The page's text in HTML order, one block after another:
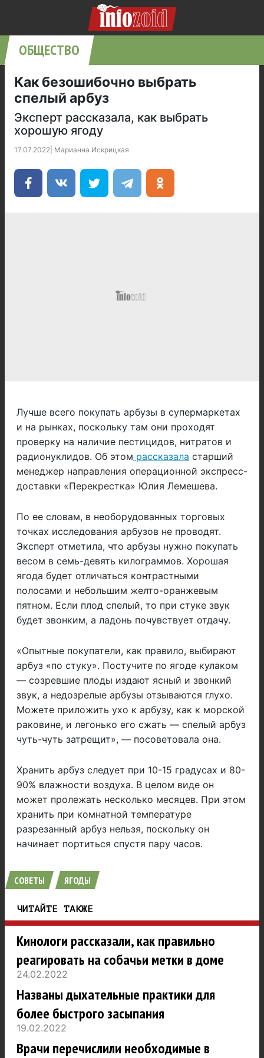
ОБЩЕСТВО
Как безошибочно выбрать
спелый арбуз
Эксперт рассказала, как выбрать
хорошую ягоду
17.07.2022 Марианна Искрицкая
Лучше всего покупать арбузы в супермаркетах
и на рынках, поскольку там они проходят
проверку на наличие пестицидов, нитратов и
радионуклидов. Об этом рассказала старший
менеджер направления операционной экспресс-
доставки «Перекрестка» Юлия Лемешева.
По ее словам, в необорудованных торговых
точках исследования арбузов не проводят.
Эксперт отметила, что арбузы нужно покупать
весом в семь-девять килограммов. Хорошая
ягода будет отличаться контрастными
полосами и небольшим желто-оранжевым
пятном. Если плод спелый, то при стуке звук
будет звонким, а ладонь почувствует отдачу.
«Опытные покупатели, как правило, выбирают
арбуз «по стуку». Постучите по ягоде кулаком
— созревшие плоды издают ясный и звонкий
звук, а недозрелые арбузы отзываются глухо.
Можете приложить ухо к арбузу, как к морской
раковине, и легонько его сжать — спелый арбуз
чуть-чуть затрещит», — посоветовала она.
Хранить арбуз следует при 10-15 градусах и 80-
90% влажности воздуха. В целом виде он
может пролежать несколько месяцев. При этом
хранить при комнатной температуре
разрезанный арбуз нельзя, поскольку он
начинает портиться спустя пару часов.
СОВЕТЫ ЯГОДЫ
ЧИТАЙТЕ ТАКЖЕ
Кинологи рассказали, как правильно
реагировать на собачьи метки в доме
24.02.2022
Названы дыхательные практики для
более быстрого засыпания
19.02.2022
Врачи перечислили необходимые в